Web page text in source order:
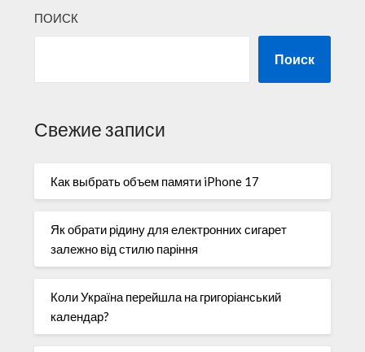
ПОИСК
Поиск
Свежие записи
Как выбрать объем памяти iPhone 17
Як обрати рідину для електронних сигарет
залежно від стилю паріння
Коли Україна перейшла на григоріанський
календар?